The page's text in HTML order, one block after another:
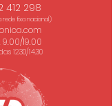
412 298
fixa nacional.)
9.00/19.00
12.30/14.30